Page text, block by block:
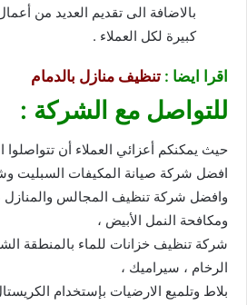
بالاضافة الى تقديم العديد من
كبيرة لكل العملاء .
اقرا ايضا : تنظيف منازل بالدمام
للتواصل مع الشركة :
حيث يمكنكم أعزائي العملاء أن
افضل شركة صيانة المكيفات السبليت
وافضل شركة تنظيف المجالس
ومكافحة النمل الأبيض ،
شركة تنظيف خزانات للماء بالمنطقة
الرخام ، سيراميك ،
بلاط وتلميع الارضيات بإستخدام